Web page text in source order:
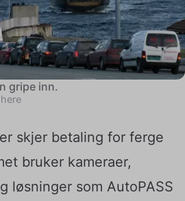
gripe inn.
skjer betaling for ferge
bruker kameraer,
løsninger som AutoPASS